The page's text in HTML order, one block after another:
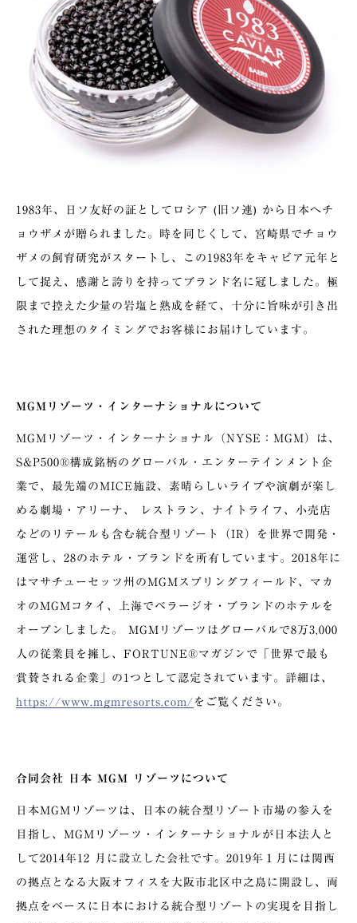
1983年、日ソ友好の証としてロシア (旧ソ連) から日本へチ
ョウザメが贈られました。時を同じくして、宮崎県でチョウ
ザメの飼育研究がスタートし、この1983年をキャビア元年と
して捉え、感謝と誇りを持ってブランド名に冠しました。極
限まで控えた少量の岩塩と熟成を経て、十分に旨味が引き出
された理想のタイミングでお客様にお届けしています。
MGMリゾーツ・インターナショナルについて
MGMリゾーツ・インターナショナル（NYSE：MGM）は、
S&P500®構成銘柄のグローバル・エンターテインメント企
業で、最先端のMICE施設、素晴らしいライブや演劇が楽し
める劇場・アリーナ、 レストラン、ナイトライフ、小売店
などのリテールも含む統合型リゾート（IR）を世界で開発・
運営し、28のホテル・ブランドを所有しています。2018年に
はマサチューセッツ州のMGMスプリングフィールド、マカ
オのMGMコタイ、上海でベラージオ・ブランドのホテルを
オープンしました。 MGMリゾーツはグローバルで8万3,000
人の従業員を擁し、FORTUNE®マガジンで「世界で最も
賞賛される企業」の1つとして認定されています。詳細は、
https://www.mgmresorts.com/ をご覧ください。
合同会社 日本 MGM リゾーツについて
日本MGMリゾーツは、日本の統合型リゾート市場の参入を
目指し、MGMリゾーツ・インターナショナルが日本法人と
して2014年12 月に設立した会社です。2019年１月には関西
の拠点となる大阪オフィスを大阪市北区中之島に開設し、両
拠点をベースに日本における統合型リゾートの実現を目指し